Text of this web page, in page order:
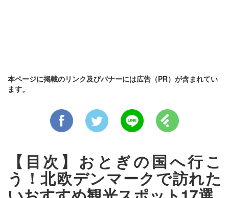
本ページに掲載のリンク及びバナーには広告（PR）が含まれてい
ます。
【目次】おとぎの国へ行こ
う！北欧デンマークで訪れた